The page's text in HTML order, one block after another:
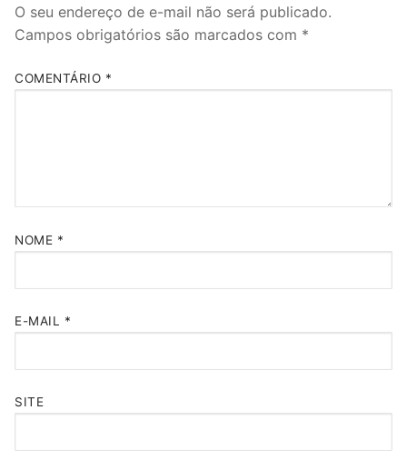
O seu endereço de e-mail não será publicado.
Campos obrigatórios são marcados com *
COMENTÁRIO *
NOME *
E-MAIL *
SITE